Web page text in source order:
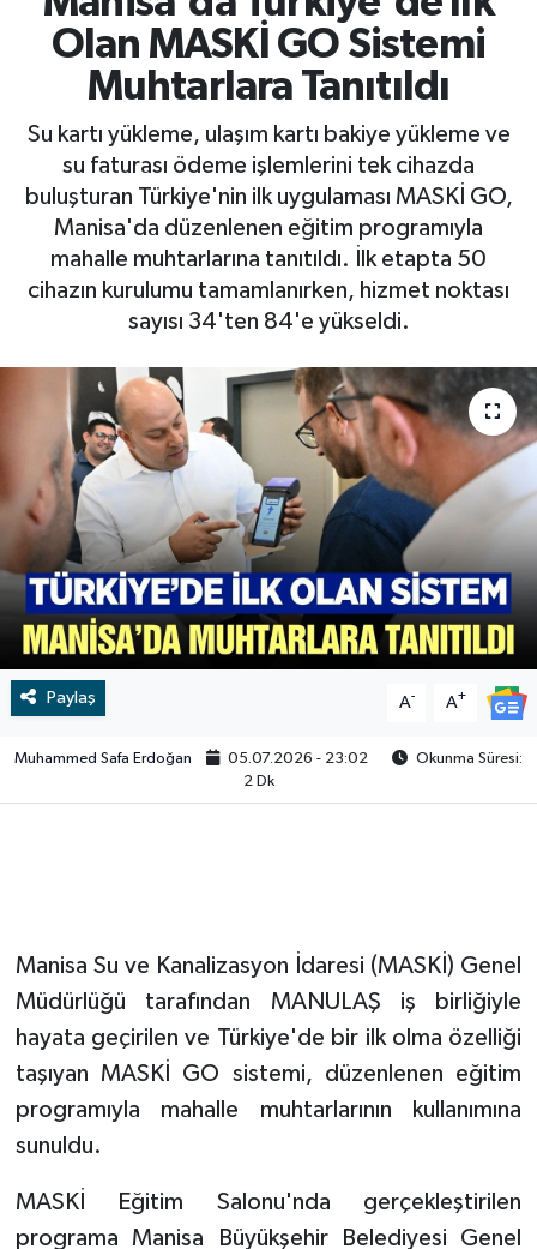
Olan MASKİ GO Sistemi
Muhtarlara Tanıtıldı
Su kartı yükleme, ulaşım kartı bakiye yükleme ve
su faturası ödeme işlemlerini tek cihazda
buluşturan Türkiye'nin ilk uygulaması MASKİ GO,
Manisa'da düzenlenen eğitim programıyla
mahalle muhtarlarına tanıtıldı. İlk etapta 50
cihazın kurulumu tamamlanırken, hizmet noktası
sayısı 34'ten 84'e yükseldi.
Paylaş A- A+
Muhammed Safa Erdoğan 05.07.2026 - 23:02
Okunma Süresi:
2 Dk
Manisa Su ve Kanalizasyon İdaresi (MASKİ) Genel
Müdürlüğü tarafından MANULAŞ iş birliğiyle
hayata geçirilen ve Türkiye'de bir ilk olma özelliği
taşıyan MASKİ GO sistemi, düzenlenen eğitim
programıyla mahalle muhtarlarının kullanımına
sunuldu.
MASKİ Eğitim Salonu'nda gerçekleştirilen
programa Manisa Büyükşehir Belediyesi Genel
RESMİ İLAN
BİLİM VE TEKNOLOJİ
RESMİ İLAN
Yaşam
Tarih
Çevre
Dünya
Künye
SPOR
Vefat
Video